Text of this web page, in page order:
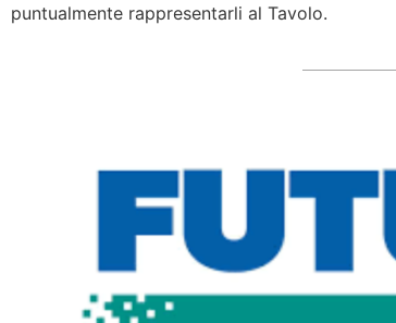
puntualmente rappresentarli al Tavolo.